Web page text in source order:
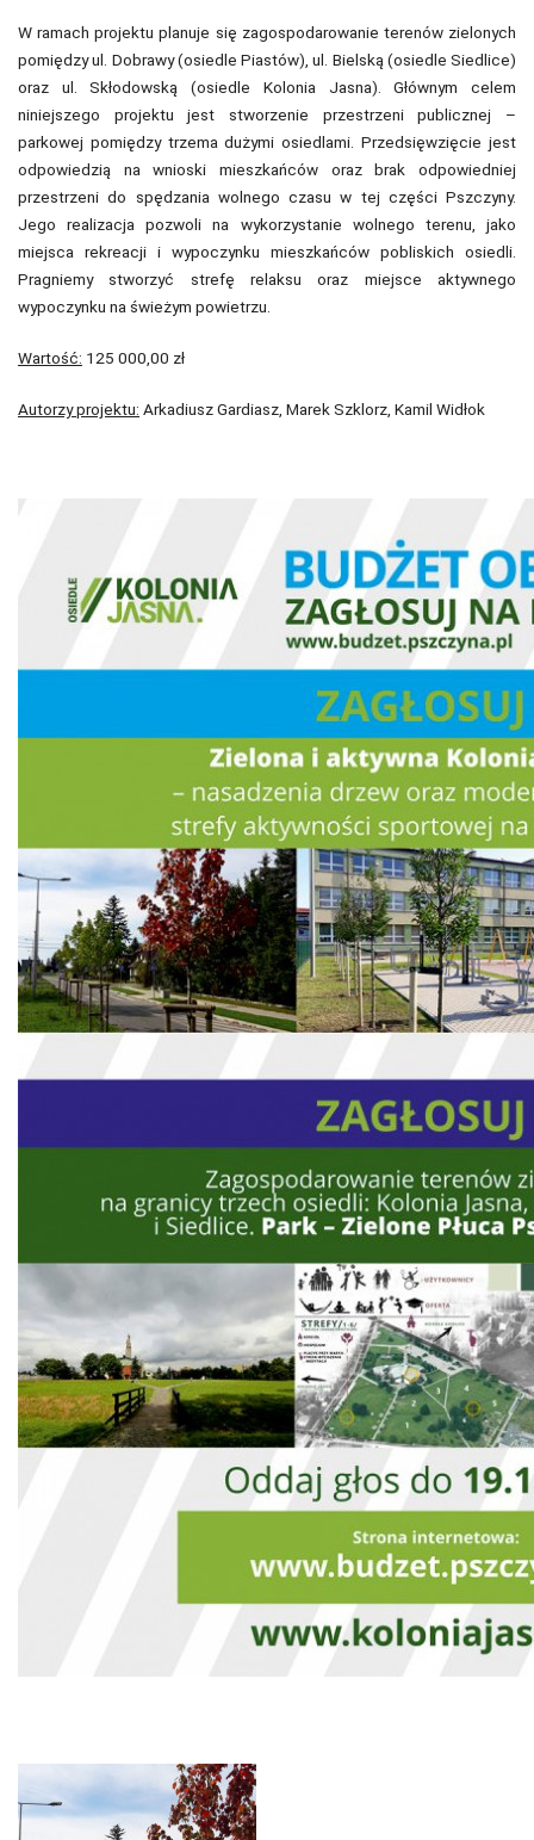
W ramach projektu planuje się zagospodarowanie terenów zielonych
pomiędzy ul. Dobrawy (osiedle Piastów), ul. Bielską (osiedle Siedlice)
oraz ul. Skłodowską (osiedle Kolonia Jasna). Głównym celem
niniejszego projektu jest stworzenie przestrzeni publicznej –
parkowej pomiędzy trzema dużymi osiedlami. Przedsięwzięcie jest
odpowiedzią na wnioski mieszkańców oraz brak odpowiedniej
przestrzeni do spędzania wolnego czasu w tej części Pszczyny.
Jego realizacja pozwoli na wykorzystanie wolnego terenu, jako
miejsca rekreacji i wypoczynku mieszkańców pobliskich osiedli.
Pragniemy stworzyć strefę relaksu oraz miejsce aktywnego
wypoczynku na świeżym powietrzu.
Wartość: 125 000,00 zł
Autorzy projektu: Arkadiusz Gardiasz, Marek Szklorz, Kamil Widłok